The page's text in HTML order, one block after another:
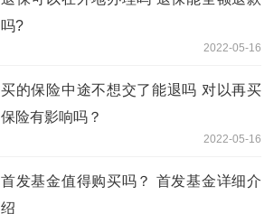
吗?
2022-05-16
买的保险中途不想交了能退吗 对以再买
保险有影响吗？
2022-05-16
首发基金值得购买吗？ 首发基金详细介
绍